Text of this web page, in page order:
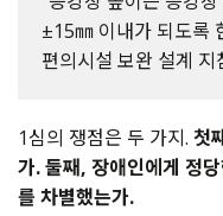
±15㎜ 이내가 되도록
편의시설 보완 설계 지
1심의 쟁점은 두 가지. 첫
가.둘째, 장애인에게 정
를 차별했는가.